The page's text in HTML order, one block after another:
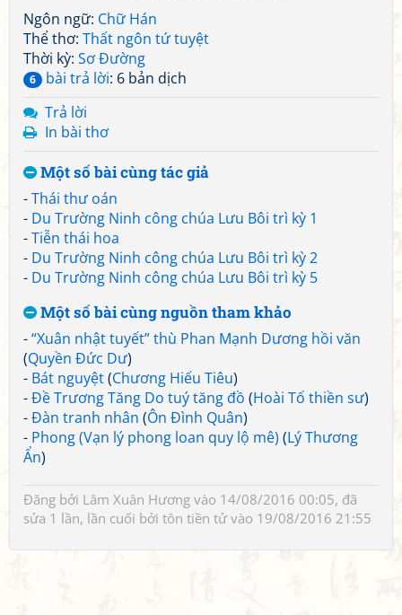
Ngôn ngữ: Chữ Hán
Thể thơ: Thất ngôn tứ tuyệt
Thời kỳ: Sơ Đường
6 bài trả lời: 6 bản dịch
Trả lời
In bài thơ
Một số bài cùng tác giả
-Thái thư oán
- Du Trường Ninh công chúa Lưu Bôi trì kỳ 1
-Tiễn thái hoa
- Du Trường Ninh công chúa Lưu Bôi trì kỳ 2
- Du Trường Ninh công chúa Lưu Bôi trì kỳ 5
Một số bài cùng nguồn tham khảo
-“Xuân nhật tuyết” thù Phan Mạnh Dương hồi văn
(Quyền Đức Dư)
- Bát nguyệt(Chương Hiếu Tiêu)
-Đề Trương Tăng Do tuý tăng đồ (Hoài Tố thiền sư)
-Đàn tranh nhân (Ôn Đình Quân)
- Phong (Vạn lý phong loan quy lộ mê) (Lý Thương
Ẩn)
Đăng bởi Lâm Xuân Hương vào 14/08/2016 00:05, đã
sửa 1 lần, lần cuối bởi tôn tiền tửvào 19/08/2016 21:55